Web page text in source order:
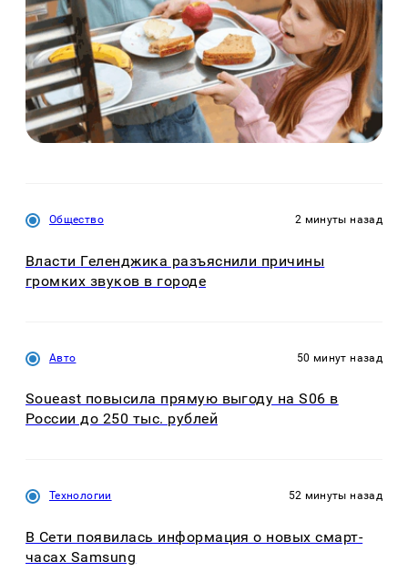
Общество 2 минуты назад
Власти Геленджика разъяснили причины
громких звуков в городе
Авто 50 минут назад
Soueast повысила прямую выгоду на S06 в
России до 250 тыс. рублей
Технологии 52 минуты назад
В Сети появилась информация о новых смарт-
часах Samsung